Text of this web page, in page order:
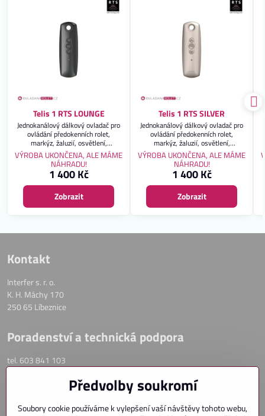
Telis 1 RTS LOUNGE
Jednokanálový dálkový ovladač pro
ovládání předokenních rolet,
markýz, žaluzií, osvětlení,
garážových vrat či vjezdových bran.
Záruka 2 roky.
VÝROBA UKONČENA, ALE MÁME
NÁHRADU!
1 400 Kč
Zobrazit
Telis 1 RTS SILVER
Jednokanálový dálkový ovladač pro
ovládání předokenních rolet,
markýz, žaluzií, osvětlení,
garážových vrat či vjezdových bran.
Záruka 2 roky.
VÝROBA UKONČENA, ALE MÁME
NÁHRADU!
1 400 Kč
Zobrazit
Kontakt
Interfer s. r. o.
K. H. Máchy 170
250 65 Líbeznice
Poradenství a technická podpora
tel. 603 841 103
OVLÁDÁNÍ VENKOVNÍCH ŽALUZIÍ
Předvolby soukromí
Soubory cookie používáme k vylepšení vaší návštěvy tohoto webu,